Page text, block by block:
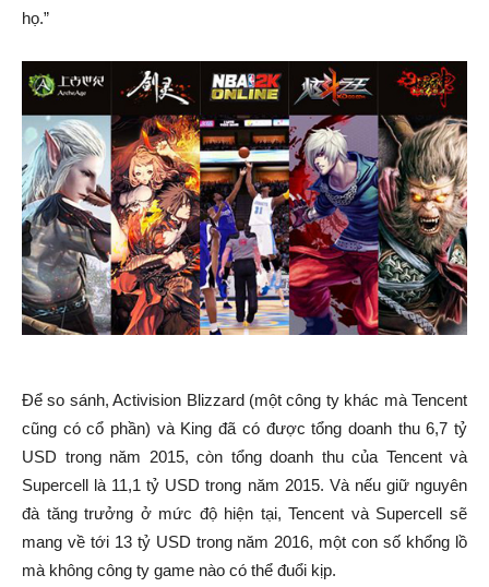
họ.”
Để so sánh, Activision Blizzard (một công ty khác mà Tencent
cũng có cổ phần) và King đã có được tổng doanh thu 6,7 tỷ
USD trong năm 2015, còn tổng doanh thu của Tencent và
Supercell là 11,1 tỷ USD trong năm 2015. Và nếu giữ nguyên
đà tăng trưởng ở mức độ hiện tại, Tencent và Supercell sẽ
mang về tới 13 tỷ USD trong năm 2016, một con số khổng lồ
mà không công ty game nào có thể đuổi kịp.